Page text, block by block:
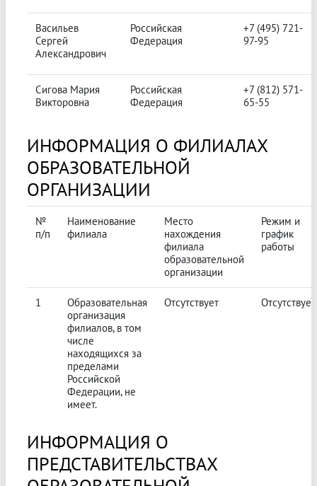
Васильев
Сергей
Александрович
Российская
Федерация
+7 (495) 721-
97-95
Сигова Мария
Викторовна
Российская
Федерация
+7 (812) 571-
65-55
ИНФОРМАЦИЯ О ФИЛИАЛАХ
ОБРАЗОВАТЕЛЬНОЙ
ОРГАНИЗАЦИИ
№
п/п
Наименование
филиала
Место
нахождения
филиала
образовательной
организации
Режим и
график
работы
1
Образовательная
организация
филиалов, в том
числе
находящихся за
пределами
Российской
Федерации, не
имеет.
Отсутствует Отсутствует
ИНФОРМАЦИЯ О
ПРЕДСТАВИТЕЛЬСТВАХ